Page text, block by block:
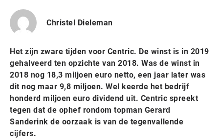
Christel Dieleman
Het zijn zware tijden voor Centric. De winst is in 2019
gehalveerd ten opzichte van 2018. Was de winst in
2018 nog 18,3 miljoen euro netto, een jaar later was
dit nog maar 9,8 miljoen. Wel keerde het bedrijf
honderd miljoen euro dividend uit. Centric spreekt
tegen dat de ophef rondom topman Gerard
Sanderink de oorzaak is van de tegenvallende
cijfers.